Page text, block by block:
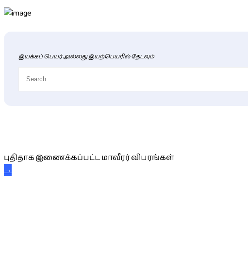
இயக்கப் பெயர் அல்லது இயற்பெயரில் தேடவும்
புதிதாக இணைக்கப்பட்ட மாவீரர் விபரங்கள்
→